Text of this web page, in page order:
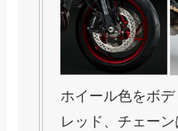
ホイール色をボ
レッド、チェーン